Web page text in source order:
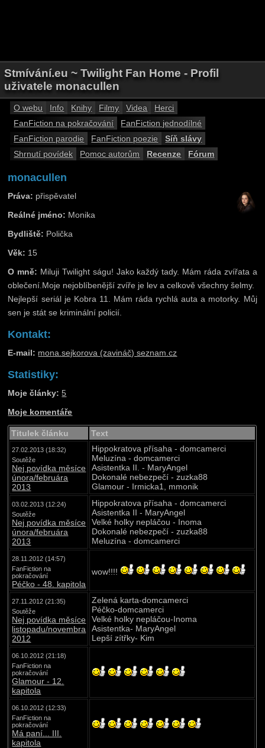
Stmívání.eu ~ Twilight Fan Home - Profil
uživatele monacullen
O webu Info Knihy Filmy Videa
Herci
FanFiction na pokračování
FanFiction jednodílné
FanFiction parodie
FanFiction poezie
Síň slávy
Shrnutí povídek
Pomoc autorům Recenze Fórum
monacullen
Práva: přispěvatel
Reálné jméno: Monika
Bydliště: Polička
Věk: 15
O mně: Miluji Twilight ságu! Jako každý tady. Mám ráda zvířata a
oblečení.Moje nejoblíbenější zvíře je lev a celkově všechny šelmy.
Nejlepší seriál je Kobra 11. Mám ráda rychlá auta a motorky. Můj
sen je stát se kriminální policií.
Kontakt:
E-mail: mona.sejkorova (zavináč) seznam.cz
Statistiky:
Moje články: 5
Moje komentáře
Titulek článku Text
27.02.2013 (18:32)
Soutěže
Nej povídka měsíce
února/februára
2013
Hippokratova přísaha - domcamerci
Meluzína - domcamerci
Asistentka II. - MaryAngel
Dokonalé nebezpečí - zuzka88
Glamour - Irmicka1, mmonik
03.02.2013 (12:24)
Soutěže
Nej povídka měsíce
února/februára
2013
Hippokratova přísaha - domcamerci
Asistentka II - MaryAngel
Velké holky nepláčou - Inoma
Dokonalé nebezpečí - zuzka88
Meluzína - domcamerci
28.11.2012 (14:57)
FanFiction na
pokračování
Péčko - 48. kapitola
wow!!!!
27.11.2012 (21:35)
Soutěže
Nej povídka měsíce
listopadu/novembra
2012
Zelená karta-domcamerci
Péčko-domcamerci
Velké holky nepláčou-Inoma
Asistentka- MaryAngel
Lepší zítřky- Kim
06.10.2012 (21:18)
FanFiction na
pokračování
Glamour - 12.
kapitola
06.10.2012 (12:33)
FanFiction na
pokračování
Má paní... III.
kapitola